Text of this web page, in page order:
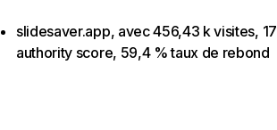
slidesaver.app, avec 456,43 k visites, 17
authority score, 59,4 % taux de rebond